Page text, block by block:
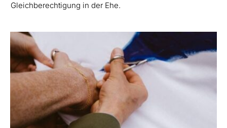
Gleichberechtigung in der Ehe.